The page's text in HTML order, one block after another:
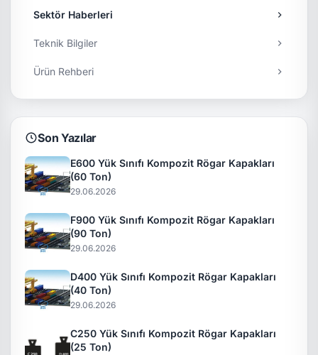
Sektör Haberleri
Teknik Bilgiler
Ürün Rehberi
Son Yazılar
E600 Yük Sınıfı Kompozit Rögar Kapakları
(60 Ton)
29.06.2026
F900 Yük Sınıfı Kompozit Rögar Kapakları
(90 Ton)
29.06.2026
D400 Yük Sınıfı Kompozit Rögar Kapakları
(40 Ton)
29.06.2026
C250 Yük Sınıfı Kompozit Rögar Kapakları
(25 Ton)